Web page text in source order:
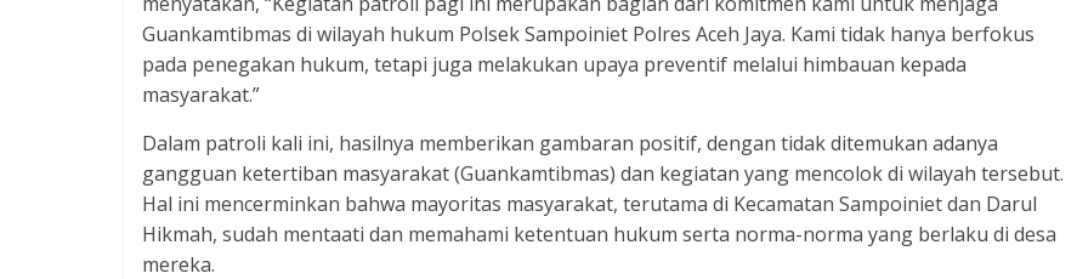
Guankamtibmas di wilayah hukum Polsek Sampoiniet Polres Aceh Jaya. Kami tidak hanya berfokus
pada penegakan hukum, tetapi juga melakukan upaya preventif melalui himbauan kepada
masyarakat.”
Dalam patroli kali ini, hasilnya memberikan gambaran positif, dengan tidak ditemukan adanya
gangguan ketertiban masyarakat (Guankamtibmas) dan kegiatan yang mencolok di wilayah tersebut.
Hal ini mencerminkan bahwa mayoritas masyarakat, terutama di Kecamatan Sampoiniet dan Darul
Hikmah, sudah mentaati dan memahami ketentuan hukum serta norma-norma yang berlaku di desa
mereka.